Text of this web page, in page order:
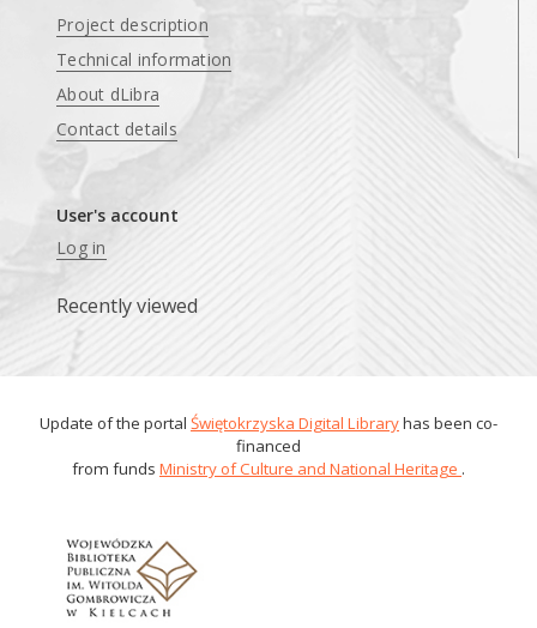
Project description
Technical information
About dLibra
Contact details
User's account
Log in
Recently viewed
Update of the portal Świętokrzyska Digital Libraryhas been co-
financed
from funds Ministry of Culture and National Heritage .